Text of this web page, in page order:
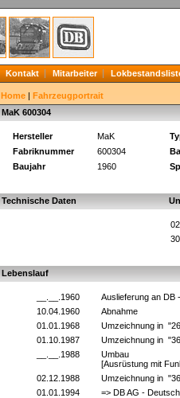
Kontakt Mitarbeiter
Home | Fahrzeugportrait
MaK 600304
Hersteller MaK
Fabriknummer
600304
Baujahr
1960
Technische Daten
Lebenslauf
__.__.1960
Auslieferung an
10.04.1960
Abnahme
01.01.1968
Umzeichnung in
01.10.1987
Umzeichnung in
__.__.1988
Umbau
[Ausrüstung mit
02.12.1988
Umzeichnung in
01.01.1994
=> DB AG -